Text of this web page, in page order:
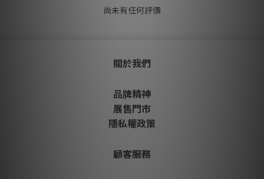
尚未有任何評價
關於我們
品牌精神
展售門市
隱私權政策
顧客服務